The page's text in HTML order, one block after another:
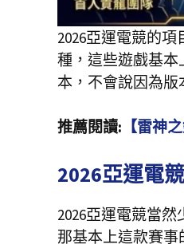
2026亞運電競的
種，這些遊戲基
本，不會說因為版
推薦閱讀: 【雷神
2026亞運電
2026亞運電競當
那基本上這款賽事